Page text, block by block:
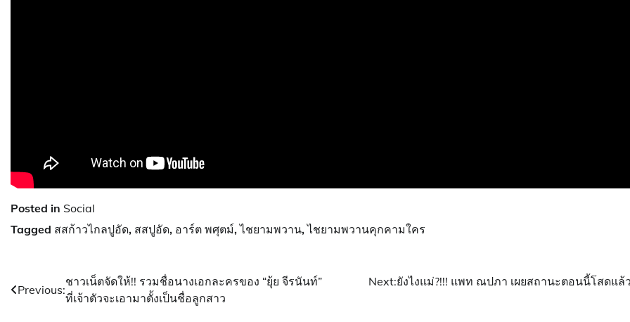
Posted in Social
Tagged สสก้าวไกลปูอัด, สสปูอัด, อาร์ต พศุตม์,ไชยามพวาน,ไชยามพวานคุกคามใคร
แนะแนว
Previous:
ชาวเน็ตจัดให้!! รวมชื่อนางเอกละครของ “ยุ้ย จีรนันท์”
ที่เจ้าตัวจะเอามาตั้งเป็นชื่อลูกสาว
Next:ยังไงแม่?!!! แพท ณปภา เผยสถานะตอนนี้โสดแล้